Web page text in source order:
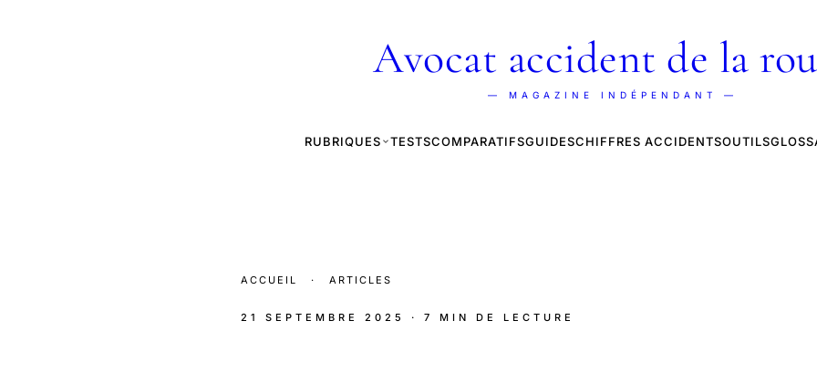
Avocat accident de la
— MAGAZINE INDÉPENDANT —
RUBRIQUES TESTSCOMPARATIFSGUIDESCHIFFRES ACCIDENTSOUTILS
ACCUEIL · ARTICLES
21 SEPTEMBRE 2025 · 7 MIN DE LECTURE